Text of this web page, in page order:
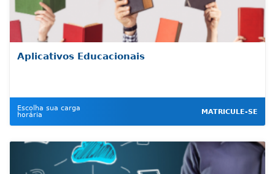
Aplicativos Educacionais
Escolha sua carga
horária
MATRICULE-SE